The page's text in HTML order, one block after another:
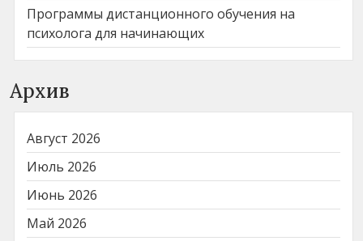
Программы дистанционного обучения на
психолога для начинающих
Архив
Август 2026
Июль 2026
Июнь 2026
Май 2026